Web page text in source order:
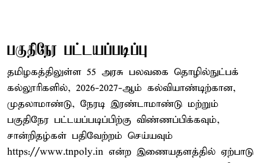
பகுதிநேர பட்டயப்படிப்பு
தமிழகத்திலுள்ள 55 அரசு பலவகை தொழில்நுட்பக்
கல்லூரிகளில், 2026-2027-ஆம் கல்வியாண்டிற்கான,
முதலாமாண்டு, நேரடி இரண்டாமாண்டு மற்றும்
பகுதிநேர பட்டயப்படிப்பிற்கு விண்ணப்பிக்கவும்,
சான்றிதழ்கள் பதிவேற்றம் செய்யவும்
https://www.tnpoly.in என்ற இணையதளத்தில் ஏற்பாடு